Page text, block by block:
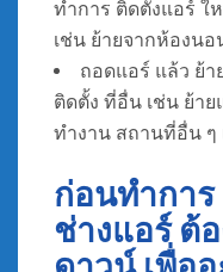
ทำการ ติดตั้งแอร์ ใ
เช่น ย้ายจากห้องน
ถอดแอร์ แล้ว ย้า
ติดตั้ง ที่อื่น เช่น ย้า
ทำงาน สถานที่อื่น ๆ
ก่อนทำการ
ช่างแอร์ ต้